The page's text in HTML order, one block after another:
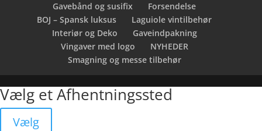
Gavebånd og susifix
Forsendelse
BOJ – Spansk luksus
Laguiole vintilbehør
Interiør og Deko
Gaveindpakning
Vingaver med logo
NYHEDER
Smagning og messe tilbehør
Vælg et Afhentningssted
Vælg